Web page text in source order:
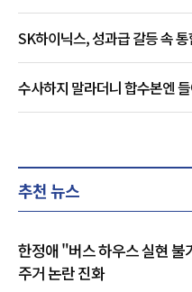
SK하이닉스, 성과급 갈등 속
수사하지 말라더니 합수본엔
추천 뉴스
한정애 "버스 하우스 실현
주거 논란 진화